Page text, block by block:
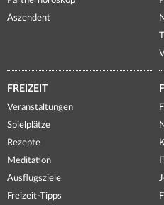
Aszendent
FREIZEIT
Veranstaltungen
Spielplätze
Rezepte
Meditation
Ausflugsziele
Freizeit-Tipps